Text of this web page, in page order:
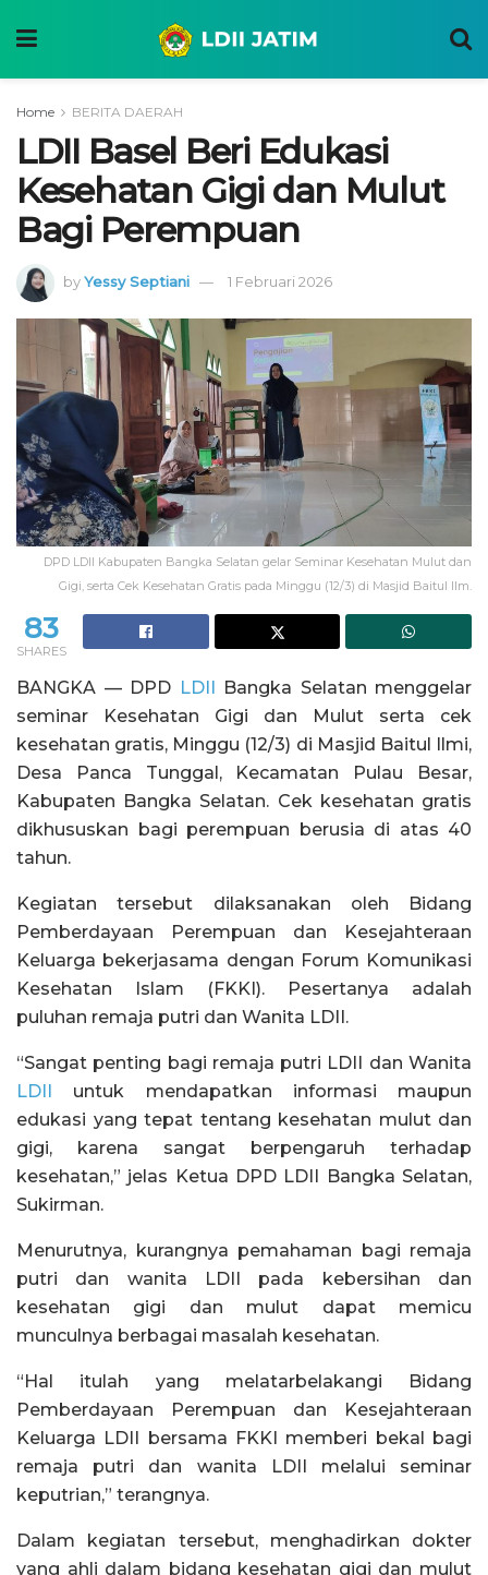
Home BERITA DAERAH
LDII Basel Beri Edukasi
Kesehatan Gigi dan Mulut
Bagi Perempuan
byYessy Septiani 1 Februari 2026
DPD LDII Kabupaten Bangka Selatan gelar Seminar Kesehatan Mulut dan
Gigi, serta Cek Kesehatan Gratis pada Minggu (12/3) di Masjid Baitul Ilm.
83
SHARES
BANGKA — DPD LDII Bangka Selatan menggelar
seminar Kesehatan Gigi dan Mulut serta cek
kesehatan gratis, Minggu (12/3) di Masjid Baitul Ilmi,
Desa Panca Tunggal, Kecamatan Pulau Besar,
Kabupaten Bangka Selatan. Cek kesehatan gratis
dikhususkan bagi perempuan berusia di atas 40
tahun.
Kegiatan tersebut dilaksanakan oleh Bidang
Pemberdayaan Perempuan dan Kesejahteraan
Keluarga bekerjasama dengan Forum Komunikasi
Kesehatan Islam (FKKI). Pesertanya adalah
puluhan remaja putri dan Wanita LDII.
“Sangat penting bagi remaja putri LDII dan Wanita
LDII untuk mendapatkan informasi maupun
edukasi yang tepat tentang kesehatan mulut dan
gigi, karena sangat berpengaruh terhadap
kesehatan,” jelas Ketua DPD LDII Bangka Selatan,
Sukirman.
Menurutnya, kurangnya pemahaman bagi remaja
putri dan wanita LDII pada kebersihan dan
kesehatan gigi dan mulut dapat memicu
munculnya berbagai masalah kesehatan.
“Hal itulah yang melatarbelakangi Bidang
Pemberdayaan Perempuan dan Kesejahteraan
Keluarga LDII bersama FKKI memberi bekal bagi
remaja putri dan wanita LDII melalui seminar
keputrian,” terangnya.
Dalam kegiatan tersebut, menghadirkan dokter
yang ahli dalam bidang kesehatan gigi dan mulut